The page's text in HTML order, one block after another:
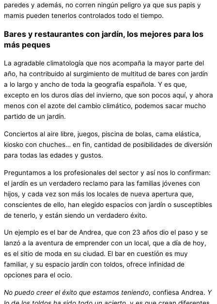
paredes y además, no corren ningún peligro ya que sus papis y
mamis pueden tenerlos controlados todo el tiempo.
Bares y restaurantes con jardín, los mejores para los
más peques
La agradable climatología que nos acompaña la mayor parte del
año, ha contribuido al surgimiento de multitud de bares con jardín
a lo largo y ancho de toda la geografía española. Y es que,
excepto en los duros días del invierno, que son pocos aquí, y ahora
menos con el azote del cambio climático, podemos sacar mucho
partido de un jardín.
Conciertos al aire libre, juegos, piscina de bolas, cama elástica,
kiosko con chuches… en fin, cantidad de posibilidades de diversión
para todas las edades y gustos.
Preguntamos a los profesionales del sector y así nos lo confirman:
el jardín es un verdadero reclamo para las familias jóvenes con
hijos, y cada vez son más los locales de nueva apertura que,
conscientes de ello, han elegido espacios con jardín o susceptibles
de tenerlo, y están siendo un verdadero éxito.
Un ejemplo es el bar de Andrea, que con 23 años dio el paso y se
lanzó a la aventura de emprender con un local, que a día de hoy,
es el sitio de moda en su ciudad. El bar en cuestión es muy
familiar, y su espacio jardín con toldos, ofrece infinidad de
opciones para el ocio.
No puedo creer el éxito que estamos teniendo, confiesa Andrea. Y